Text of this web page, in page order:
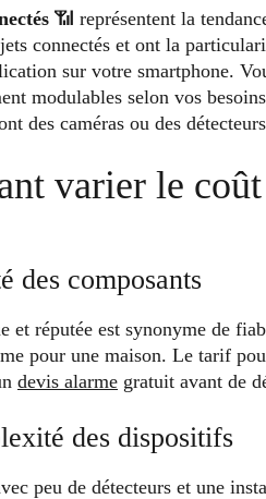
📶 représentent la
connectés et ont la
sur votre smartphone.
modulables selon vos
des caméras ou des
varier le
des composants
et réputée est synonyme de
pour une maison. Le tarif
devis alarme gratuit avant de
des dispositifs
peu de détecteurs et une